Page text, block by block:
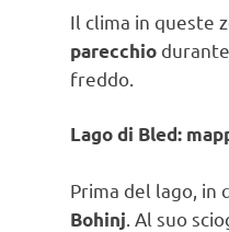
Il clima in queste
parecchio
freddo.
Lago di Bled:
Prima del lago, in
Bohinj . Al suo